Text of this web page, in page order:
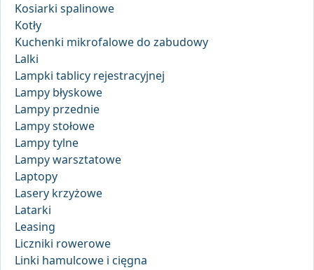
Kosiarki spalinowe
Kotły
Kuchenki mikrofalowe do zabudowy
Lalki
Lampki tablicy rejestracyjnej
Lampy błyskowe
Lampy przednie
Lampy stołowe
Lampy tylne
Lampy warsztatowe
Laptopy
Lasery krzyżowe
Latarki
Leasing
Liczniki rowerowe
Linki hamulcowe i cięgna